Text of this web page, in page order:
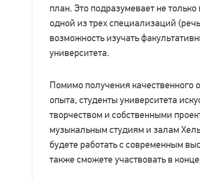
план. Это подразумевает не
одной из трех специализаций
возможность изучать
университета.
Помимо получения качественного
опыта, студенты университета
творчеством и собственными
музыкальным студиям и залам
будете работать с современным
также сможете участвовать в